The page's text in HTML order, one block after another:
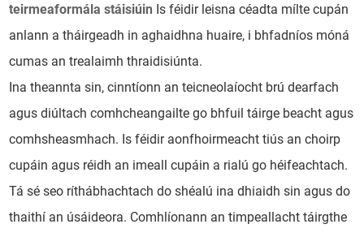
teirmeaformála stáisiúin Is féidir leisna céadta mílte cupán
anlann a tháirgeadh in aghaidhna huaire, i bhfadníos móná
cumas an trealaimh thraidisiúnta.
Ina theannta sin, cinntíonn an teicneolaíocht brú dearfach
agus diúltach comhcheangailte go bhfuil táirge beacht agus
comhsheasmhach. Is féidir aonfhoirmeacht tiús an choirp
cupáin agus réidh an imeall cupáin a rialú go héifeachtach.
Tá sé seo ríthábhachtach do shéalú ina dhiaidh sin agus do
thaithí an úsáideora. Comhlíonann an timpeallacht táirgthe